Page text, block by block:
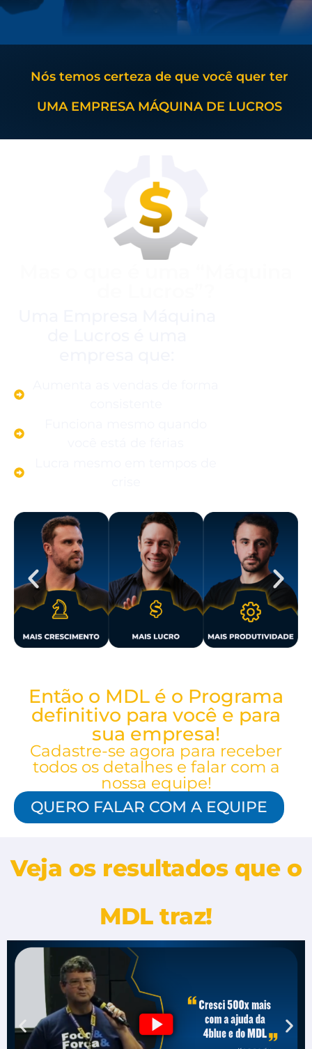
Nós temos certeza de que você quer ter
UMA EMPRESA MÁQUINA DE LUCROS
Então o MDL é o Programa
definitivo para você e para
sua empresa!
Cadastre-se agora para receber
todos os detalhes e falar com a
nossa equipe!
QUERO FALAR COM A EQUIPE
Veja os resultados que o
MDL traz!